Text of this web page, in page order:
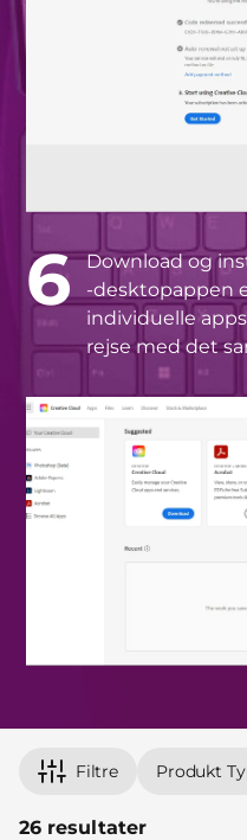
6
Download og
-desktopappen
individuelle
rejse med det
Filtre Produkt
26 resultater